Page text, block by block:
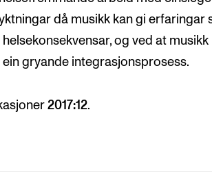
då musikk kan gi erfaringar
og ved at musikk
gryande integrasjonsprosess.
2017:12.